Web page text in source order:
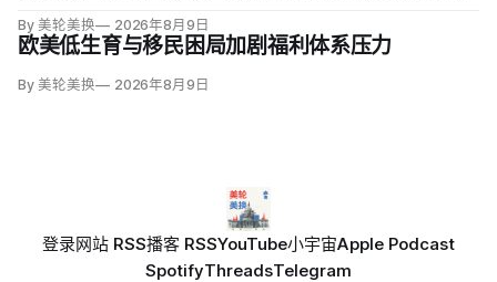
冲动；
By 美轮美换 2026年8月9日
欧美低生育与移民困局加剧福利体系压力
By 美轮美换 2026年8月9日
登录网站 RSS播客 RSSYouTube小宇宙Apple Podcast
SpotifyThreadsTelegram